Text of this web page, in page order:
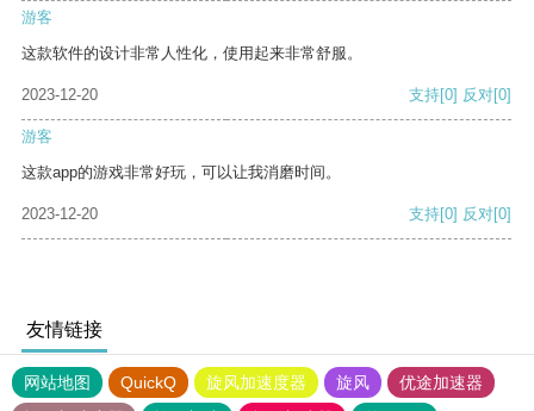
游客
这款软件的设计非常人性化，使用起来非常舒服。
2023-12-20 支持[0] 反对[0]
游客
这款app的游戏非常好玩，可以让我消磨时间。
2023-12-20 支持[0] 反对[0]
友情链接
网站地图 QuickQ 旋风加速度器 旋风
优途加速器